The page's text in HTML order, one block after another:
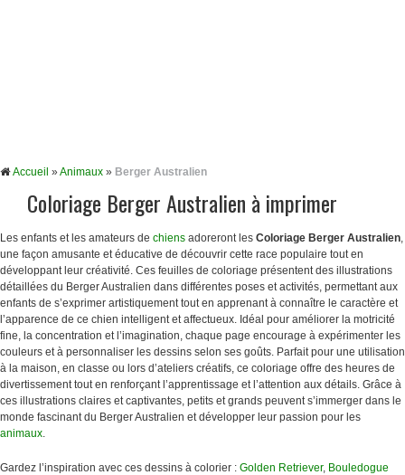
Accueil »Animaux » Berger Australien
Coloriage Berger Australien à imprimer
Les enfants et les amateurs de chiens adoreront les Coloriage Berger Australien,
une façon amusante et éducative de découvrir cette race populaire tout en
développant leur créativité. Ces feuilles de coloriage présentent des illustrations
détaillées du Berger Australien dans différentes poses et activités, permettant aux
enfants de s’exprimer artistiquement tout en apprenant à connaître le caractère et
l’apparence de ce chien intelligent et affectueux. Idéal pour améliorer la motricité
fine, la concentration et l’imagination, chaque page encourage à expérimenter les
couleurs et à personnaliser les dessins selon ses goûts. Parfait pour une utilisation
à la maison, en classe ou lors d’ateliers créatifs, ce coloriage offre des heures de
divertissement tout en renforçant l’apprentissage et l’attention aux détails. Grâce à
ces illustrations claires et captivantes, petits et grands peuvent s’immerger dans le
monde fascinant du Berger Australien et développer leur passion pour les
animaux.
Gardez l’inspiration avec ces dessins à colorier : Golden Retriever, Bouledogue